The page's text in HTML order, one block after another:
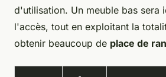
d'utilisation. Un meuble bas sera
l'accès, tout en exploitant la
obtenir beaucoup de place de